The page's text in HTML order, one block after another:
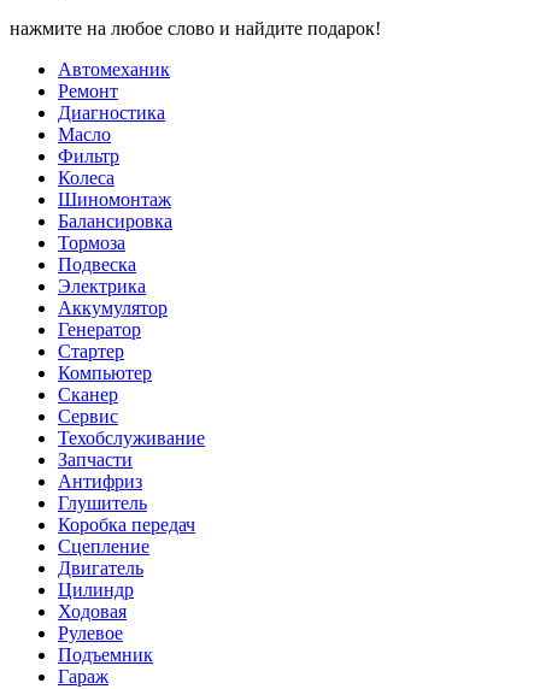
нажмите на любое слово и найдите подарок!
Автомеханик
Ремонт
Диагностика
Масло
Фильтр
Колеса
Шиномонтаж
Балансировка
Тормоза
Подвеска
Электрика
Аккумулятор
Генератор
Стартер
Компьютер
Сканер
Сервис
Техобслуживание
Запчасти
Антифриз
Глушитель
Коробка передач
Сцепление
Двигатель
Цилиндр
Ходовая
Рулевое
Подъемник
Гараж